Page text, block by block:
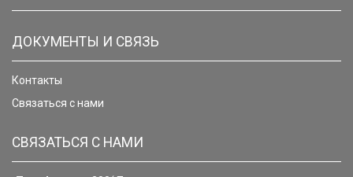
ДОКУМЕНТЫ И СВЯЗЬ
Контакты
Связаться с нами
СВЯЗАТЬСЯ С НАМИ